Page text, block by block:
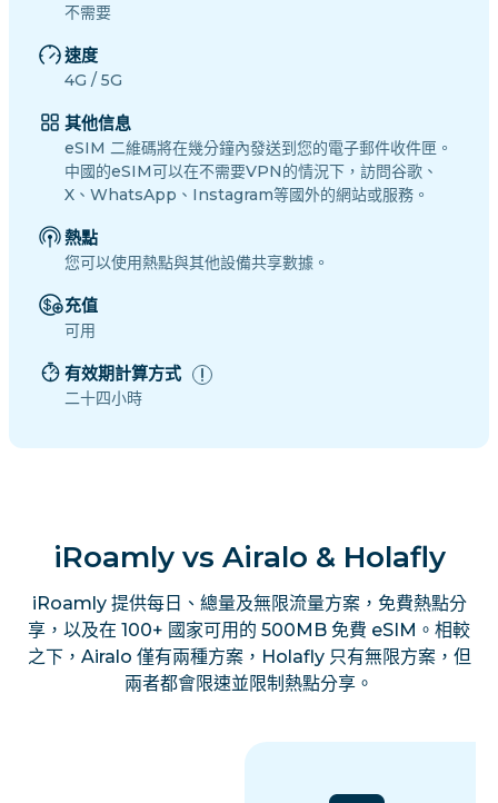
不需要
速度
4G / 5G
其他信息
eSIM 二維碼將在幾分鐘內發送到您的電子郵件收件匣。
中國的eSIM可以在不需要VPN的情況下，訪問谷歌、
X、WhatsApp、Instagram等國外的網站或服務。
熱點
您可以使用熱點與其他設備共享數據。
充值
可用
有效期計算方式
二十四小時
iRoamly vs Airalo & Holafly
iRoamly 提供每日、總量及無限流量方案，免費熱點分
享，以及在 100+ 國家可用的 500MB 免費 eSIM。相較
之下，Airalo 僅有兩種方案，Holafly 只有無限方案，但
兩者都會限速並限制熱點分享。